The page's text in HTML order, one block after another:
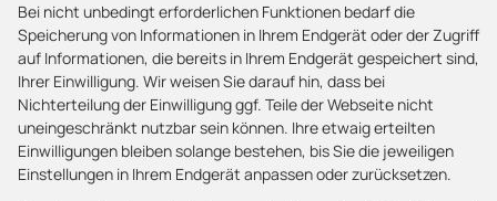
Bei nicht unbedingt erforderlichen Funktionen bedarf die
Speicherung von Informationen in Ihrem Endgerät oder der Zugriff
auf Informationen, die bereits in Ihrem Endgerät gespeichert sind,
Ihrer Einwilligung. Wir weisen Sie darauf hin, dass bei
Nichterteilung der Einwilligung ggf. Teile der Webseite nicht
uneingeschränkt nutzbar sein können. Ihre etwaig erteilten
Einwilligungen bleiben solange bestehen, bis Sie die jeweiligen
Einstellungen in Ihrem Endgerät anpassen oder zurücksetzen.